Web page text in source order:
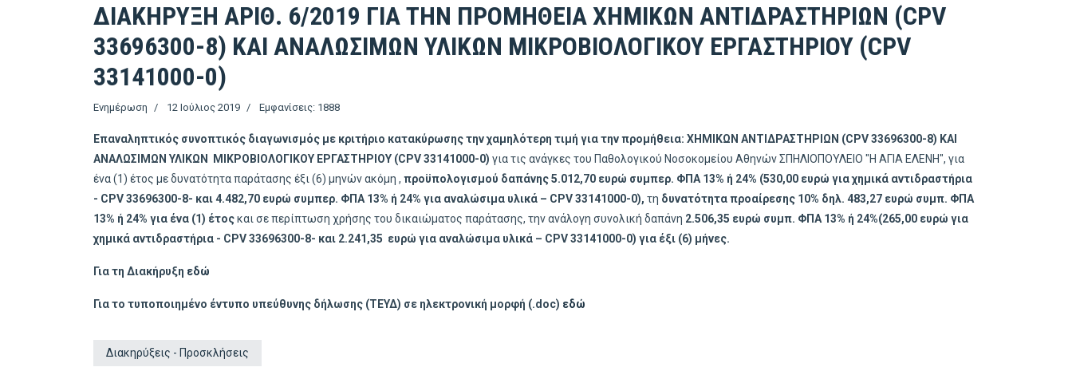
ΔΙΑΚΗΡΥΞΗ ΑΡΙΘ. 6/2019 ΓΙΑ ΤΗΝ ΠΡΟΜΗΘΕΙΑ ΧΗΜΙΚΩΝ ΑΝΤΙΔΡΑΣΤΗΡΙΩΝ (CPV
33696300-8) ΚΑΙ ΑΝΑΛΩΣΙΜΩΝ ΥΛΙΚΩΝ ΜΙΚΡΟΒΙΟΛΟΓΙΚΟΥ ΕΡΓΑΣΤΗΡΙΟΥ (CPV
33141000-0)
Ενημέρωση 12 Ιούλιος 2019 Εμφανίσεις: 1888
Επαναληπτικός συνοπτικός διαγωνισμός με κριτήριο κατακύρωσης την χαμηλότερη τιμή για την προμήθεια: ΧΗΜΙΚΩΝ ΑΝΤΙΔΡΑΣΤΗΡΙΩΝ (CPV 33696300-8) ΚΑΙ
ΑΝΑΛΩΣΙΜΩΝ ΥΛΙΚΩΝ ΜΙΚΡΟΒΙΟΛΟΓΙΚΟΥ ΕΡΓΑΣΤΗΡΙΟΥ (CPV 33141000-0) για τις ανάγκες του Παθολογικού Νοσοκομείου Αθηνών ΣΠΗΛΙΟΠΟΥΛΕΙΟ "Η ΑΓΙΑ ΕΛΕΝΗ", για
ένα (1) έτος με δυνατότητα παράτασης έξι (6) μηνών ακόμη , προϋπολογισμού δαπάνης5.012,70 ευρώ συμπερ. ΦΠΑ 13% ή 24% (530,00 ευρώ για χημικά αντιδραστήρια
- CPV 33696300-8- και 4.482,70 ευρώ συμπερ. ΦΠΑ 13% ή 24% για αναλώσιμα υλικά – CPV 33141000-0), τη δυνατότητα προαίρεσης 10% δηλ. 483,27 ευρώ συμπ. ΦΠΑ
13% ή 24% για ένα (1) έτοςκαι σε περίπτωση χρήσης του δικαιώματος παράτασης, την ανάλογη συνολική δαπάνη 2.506,35 ευρώ συμπ. ΦΠΑ 13% ή 24%(265,00 ευρώ για
χημικά αντιδραστήρια - CPV 33696300-8- και 2.241,35 ευρώ για αναλώσιμα υλικά – CPV 33141000-0) για έξι (6) μήνες.
Για τη Διακήρυξη εδώ
Για το τυποποιημένο έντυπο υπεύθυνης δήλωσης (ΤΕΥΔ) σε ηλεκτρονική μορφή (.doc) εδώ
Διακηρύξεις - Προσκλήσεις